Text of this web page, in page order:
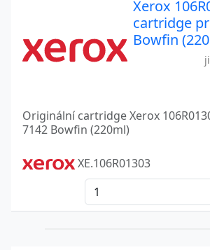
Xerox
cartridge
Bowfin
Originální cartridge Xerox
7142 Bowfin (220ml)
XE.106R01303